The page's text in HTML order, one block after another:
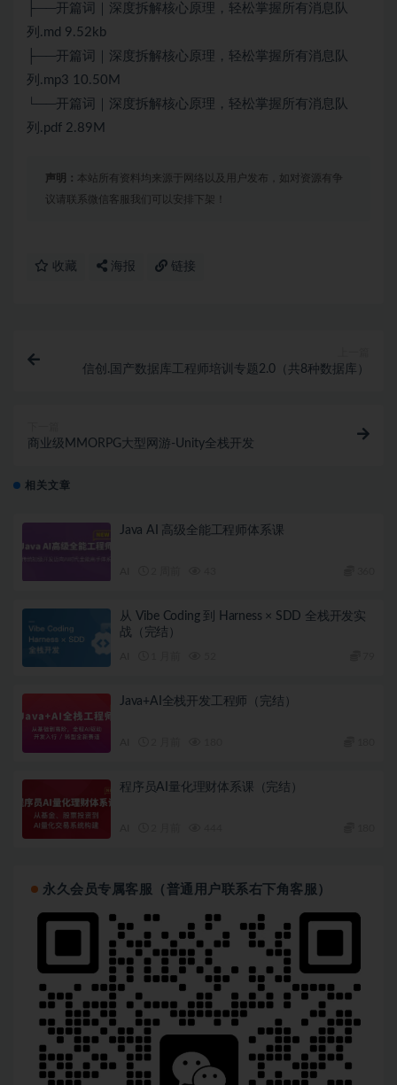
├──开篇词｜深度拆解核心原理，轻松掌握所有消息队
列.md 9.52kb
├──开篇词｜深度拆解核心原理，轻松掌握所有消息队
列.mp3 10.50M
└──开篇词｜深度拆解核心原理，轻松掌握所有消息队
列.pdf 2.89M
声明： 本站所有资料均来源于网络以及用户发布，如对资源有争
议请联系微信客服我们可以安排下架！
收藏 海报 链接
信创.国产数据库工程师培训专题2.0（共8种数据库）
商业级MMORPG大型网游-Unity全栈开发
相关文章
Java AI 高级全能工程师体系课
从 Vibe Coding 到 Harness × SDD 全栈开发实
战（完结）
Java+AI全栈开发工程师（完结）
程序员AI量化理财体系课（完结）
永久会员专属客服（普通用户联系右下角客服）